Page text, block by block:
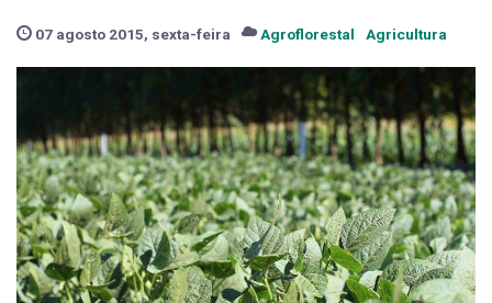
07 agosto 2015, sexta-feira Agroflorestal Agricultura